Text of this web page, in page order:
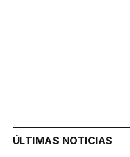
ÚLTIMAS NOTICIAS